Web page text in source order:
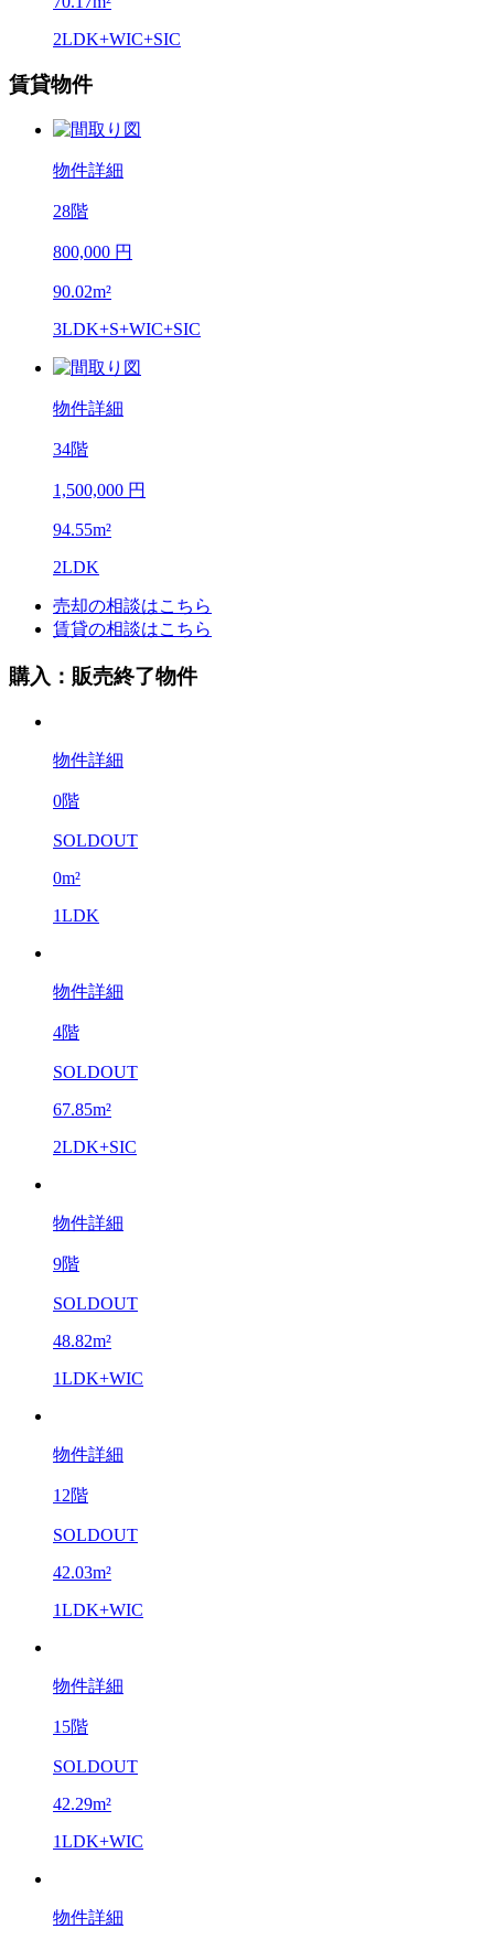
2LDK+WIC+SIC
賃貸物件
物件詳細
28階
800,000 円
90.02m²
3LDK+S+WIC+SIC
物件詳細
34階
1,500,000 円
94.55m²
2LDK
売却の相談はこちら
賃貸の相談はこちら
購入：販売終了物件
物件詳細
0階
SOLDOUT
0m²
1LDK
物件詳細
4階
SOLDOUT
67.85m²
2LDK+SIC
物件詳細
9階
SOLDOUT
48.82m²
1LDK+WIC
物件詳細
12階
SOLDOUT
42.03m²
1LDK+WIC
物件詳細
15階
SOLDOUT
42.29m²
1LDK+WIC
物件詳細